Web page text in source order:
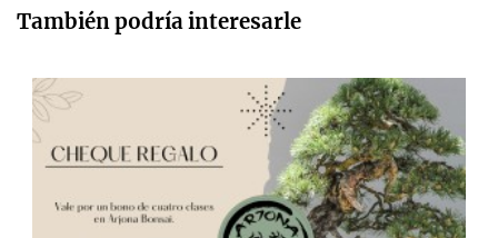
También podría interesarle